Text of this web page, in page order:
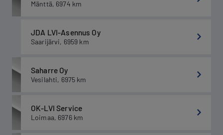
Mänttä, 6974 km
JDA LVI-Asennus Oy
Saarijärvi, 6959 km
Saharre Oy
Vesilahti, 6975 km
OK-LVI Service
Loimaa, 6976 km